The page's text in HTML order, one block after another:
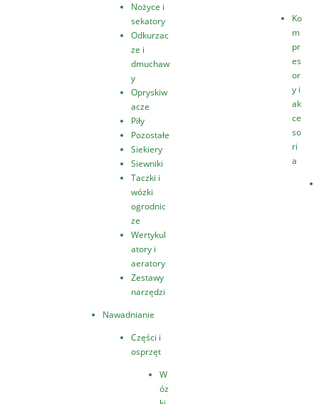
Nożyce i
sekatory
Odkurzac
ze i
dmuchaw
y
Opryskiw
acze
Piły
Pozostałe
Siekiery
Siewniki
Taczki i
wózki
ogrodnic
ze
Wertykul
atory i
aeratory
Zestawy
narzędzi
Nawadnianie
Części i
osprzęt
W
óz
Ko
m
pr
es
or
y i
ak
ce
so
ri
a